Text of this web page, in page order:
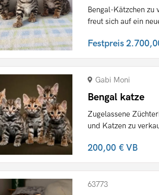
Bengal-Kätzchen zu
freut sich auf ein
Festpreis
Gabi Moni
Bengal katze
Zugelassene
und Katzen zu
200,00 €VB
63773